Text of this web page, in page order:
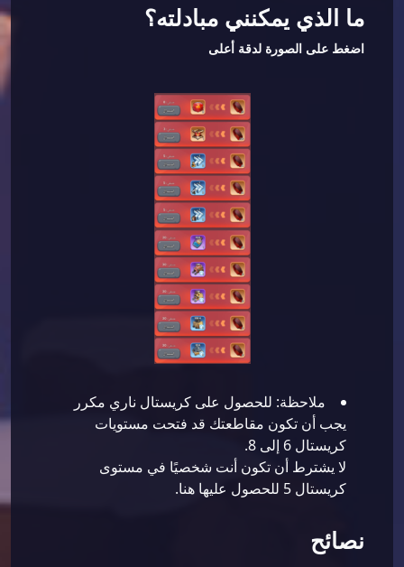
ما الذي يمكنني مبادلته؟
اضغط على الصورة لدقة أعلى
ملاحظة: للحصول على كريستال ناري مكرر
يجب أن تكون مقاطعتك قد فتحت مستويات
كريستال 6 إلى 8.
لا يشترط أن تكون أنت شخصيًا في مستوى
كريستال 5 للحصول عليها هنا.
نصائح